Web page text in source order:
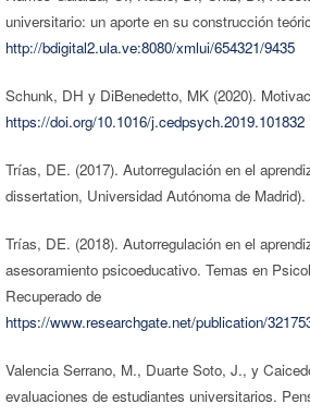
universitario: un aporte en su construcción
http://bdigital2.ula.ve:8080/xmlui/654321/9435
Schunk, DH y DiBenedetto, MK (2020).
https://doi.org/10.1016/j.cedpsych.2019.101832
Trías, DE. (2017). Autorregulación en el
dissertation, Universidad Autónoma de
Trías, DE. (2018). Autorregulación en el
asesoramiento psicoeducativo. Temas en
Recuperado de
https://www.researchgate.net/publication/
Valencia Serrano, M., Duarte Soto, J., y
evaluaciones de estudiantes universitarios.